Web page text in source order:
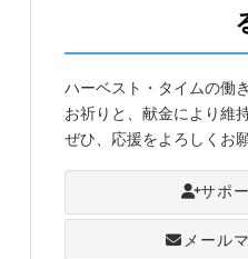
ハーベスト・タイムの働
お祈りと、献金により維
ぜひ、応援をよろしくお
サポ
メール